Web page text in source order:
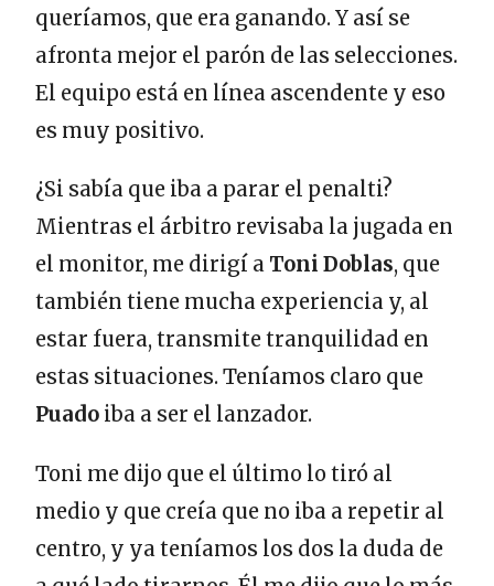
queríamos, que era ganando. Y así se
afronta mejor el parón de las selecciones.
El equipo está en línea ascendente y eso
es muy positivo.
¿Si sabía que iba a parar el penalti?
Mientras el árbitro revisaba la jugada en
el monitor, me dirigí a Toni Doblas, que
también tiene mucha experiencia y, al
estar fuera, transmite tranquilidad en
estas situaciones. Teníamos claro que
Puado iba a ser el lanzador.
Toni me dijo que el último lo tiró al
medio y que creía que no iba a repetir al
centro, y ya teníamos los dos la duda de